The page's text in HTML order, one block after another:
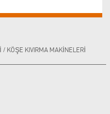
/ KÖŞE KIVIRMA MAKINELERI